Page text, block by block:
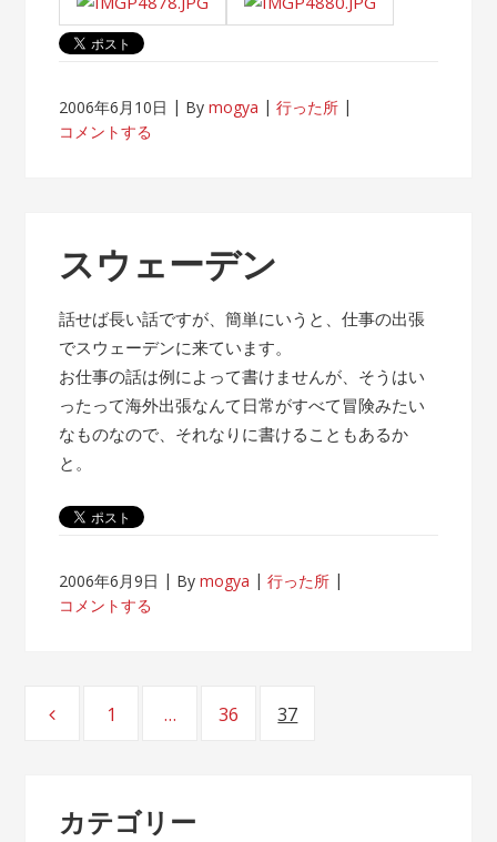
2006年6月10日 Bymogya
行った所
コメントする
スウェーデン
話せば長い話ですが、簡単にいうと、仕事の出張
でスウェーデンに来ています。
お仕事の話は例によって書けませんが、そうはい
ったって海外出張なんて日常がすべて冒険みたい
なものなので、それなりに書けることもあるか
と。
2006年6月9日 Bymogya
行った所
コメントする
投
ページ
1 … ページ
36 ページ
37
カテゴリー